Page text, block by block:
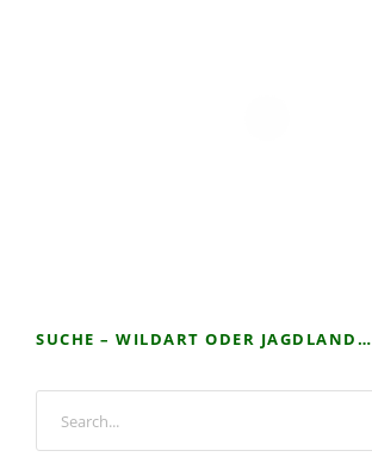
SUCHE – WILDART ODER JAGDLAND…